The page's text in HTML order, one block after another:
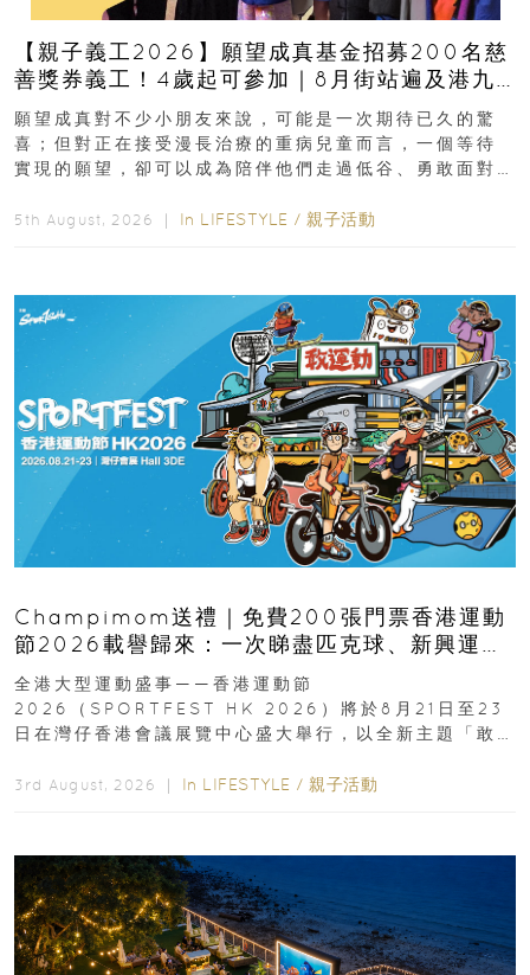
【親子義工2026】願望成真基金招募200名慈
善獎券義工！4歲起可參加｜8月街站遍及港九
新界
願望成真對不少小朋友來說，可能是一次期待已久的驚
喜；但對正在接受漫長治療的重病兒童而言，一個等待
實現的願望，卻可以成為陪伴他們走過低谷、勇敢面對
5th August, 2026 ｜ In LIFESTYLE / 親子活動
Champimom送禮｜免費200張門票香港運動
節2026載譽歸來：一次睇盡匹克球、新興運
動、街舞比賽＋逾百運動品牌展覽
全港大型運動盛事——香港運動節
2026（SPORTFEST HK 2026）將於8月21日至23
日在灣仔香港會議展覽中心盛大舉行，以全新主題「敢
3rd August, 2026 ｜ In LIFESTYLE / 親子活動